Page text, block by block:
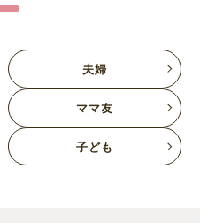
夫婦
ママ友
子ども